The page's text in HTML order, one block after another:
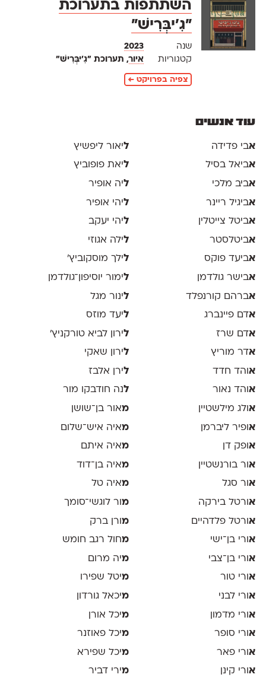
השתתפות בתערוכת
״גִ׳יבְּרִישׁ״
שנה
2023
קטגוריות
איור, תערוכת ״גִ׳יבְּרִישׁ״
צפיה בפרויקט ←
עוד אנשים
אבי פדידה
אביאל בסיל
אביב מלכי
אביגיל ריינר
אביטל צייטלין
אביטלסטר
אביעד פוקס
אבישר גולדמן
אברהם קורנפלד
אדם פיינברג
אדם שרז
אדר מוריץ
אוהד חדד
אוהד נאור
אולג מילשטיין
אופיר ליברמן
אופק דן
אור בורנשטיין
אור סגל
אורטל בירקה
אורטל פלדהיים
אורי בן־ישי
אורי בן־צבי
אורי טור
אורי לבני
אורי מדמון
אורי סופר
אורי פאר
אורי קינן
ליאור ליפשיץ
ליאת פופוביץ
ליה אופיר
ליהי אופיר
ליהי יעקב
לילה אגוזי
לילך מוסקוביץ'
לימור יוסיפון־גולדמן
לינור מגל
ליעד מוזס
לירון לביא טורקניץ׳
לירון שאקי
לירן אלבז
לנה חודבקו מור
מאור בן־שושן
מאיה איש־שלום
מאיה איתם
מאיה בן־דוד
מאיה טל
מ ור לוגשי־סומך
מ ורן ברק
מחול רגב חומש
מיה מרום
מיטל שפירו
מיכאל גורדון
מיכל אורן
מיכל פאוזנר
מיכל שפירא
מירי דביר